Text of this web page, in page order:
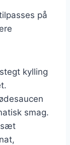
på
kylling
smag.